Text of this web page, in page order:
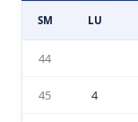
SM LU
44
45 4